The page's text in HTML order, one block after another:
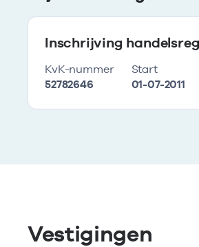
Inschrijving
KvK-nummer
52782646
Start
01-07-2011
Vestigingen